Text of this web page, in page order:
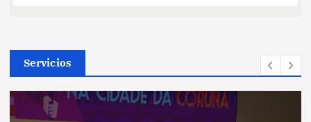
Servicios